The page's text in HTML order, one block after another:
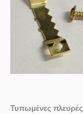
Τυπωμένες πλευρές